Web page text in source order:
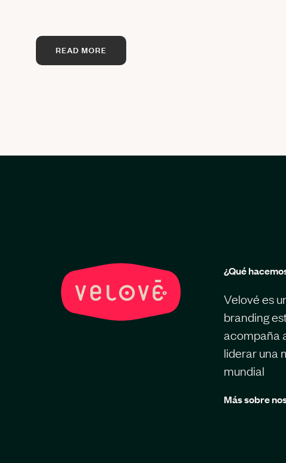
READ MORE
¿Qué
Velové es
branding
acompaña
liderar una
mundial
Más sobre